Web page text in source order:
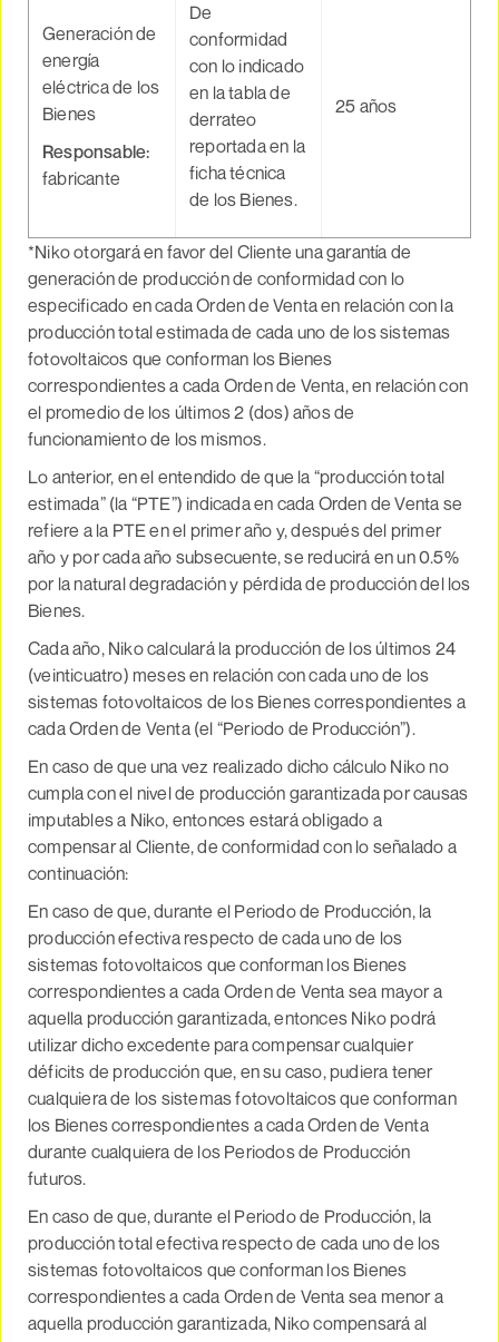
Generación de
energía
eléctrica de los
Bienes
Responsable:
fabricante
De
conformidad
con lo indicado
en la tabla de
derrateo
reportada en la
ficha técnica
de los Bienes.
25 años
*Niko otorgará en favor del Cliente una garantía de
generación de producción de conformidad con lo
especificado en cada Orden de Venta en relación con la
producción total estimada de cada uno de los sistemas
fotovoltaicos que conforman los Bienes
correspondientes a cada Orden de Venta, en relación con
el promedio de los últimos 2 (dos) años de
funcionamiento de los mismos.
Lo anterior, en el entendido de que la “producción total
estimada” (la “PTE”) indicada en cada Orden de Venta se
refiere a la PTE en el primer año y, después del primer
año y por cada año subsecuente, se reducirá en un 0.5%
por la natural degradación y pérdida de producción del los
Bienes.
Cada año, Niko calculará la producción de los últimos 24
(veinticuatro) meses en relación con cada uno de los
sistemas fotovoltaicos de los Bienes correspondientes a
cada Orden de Venta (el “Periodo de Producción”).
En caso de que una vez realizado dicho cálculo Niko no
cumpla con el nivel de producción garantizada por causas
imputables a Niko, entonces estará obligado a
compensar al Cliente, de conformidad con lo señalado a
continuación:
En caso de que, durante el Periodo de Producción, la
producción efectiva respecto de cada uno de los
sistemas fotovoltaicos que conforman los Bienes
correspondientes a cada Orden de Venta sea mayor a
aquella producción garantizada, entonces Niko podrá
utilizar dicho excedente para compensar cualquier
déficits de producción que, en su caso, pudiera tener
cualquiera de los sistemas fotovoltaicos que conforman
los Bienes correspondientes a cada Orden de Venta
durante cualquiera de los Periodos de Producción
futuros.
En caso de que, durante el Periodo de Producción, la
producción total efectiva respecto de cada uno de los
sistemas fotovoltaicos que conforman los Bienes
correspondientes a cada Orden de Venta sea menor a
aquella producción garantizada, Niko compensará al